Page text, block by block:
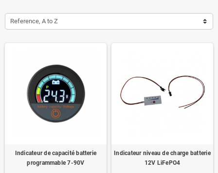
Reference, A to Z
Indicateur de capacité batterie
programmable 7-90V
Indicateur niveau de charge batterie
12V LiFePO4